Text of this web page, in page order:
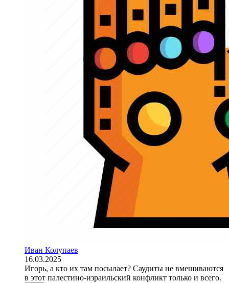
Иван Колупаев
16.03.2025
Игорь, а кто их там посылает? Саудиты не вмешиваются
в этот палестино-израильский конфликт только и всего.